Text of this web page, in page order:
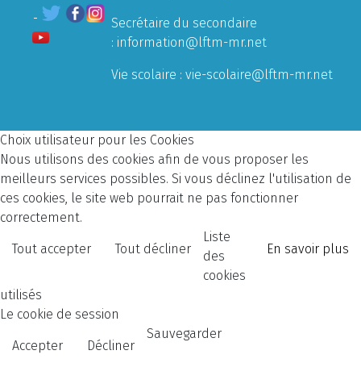
Secrétaire du secondaire
: information@lftm-mr.net
Vie scolaire : vie-scolaire@lftm-mr.net
Choix utilisateur pour les Cookies
Nous utilisons des cookies afin de vous proposer les
meilleurs services possibles. Si vous déclinez l'utilisation de
ces cookies, le site web pourrait ne pas fonctionner
correctement.
Tout accepter Tout décliner En savoir plus
Liste
des
cookies
utilisés
Le cookie de session
Accepter Décliner
Sauvegarder